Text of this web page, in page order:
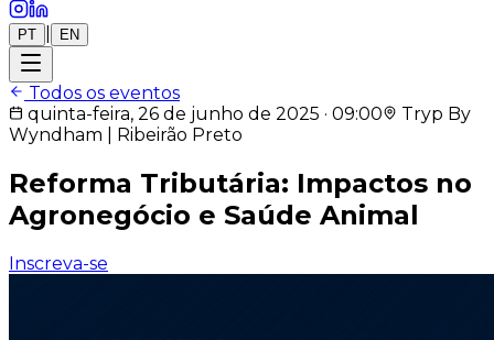
PT EN
Todos os eventos
quinta-feira, 26 de junho de 2025 · 09:00
Tryp By
Wyndham | Ribeirão Preto
Reforma Tributária: Impactos no
Agronegócio e Saúde Animal
Inscreva-se